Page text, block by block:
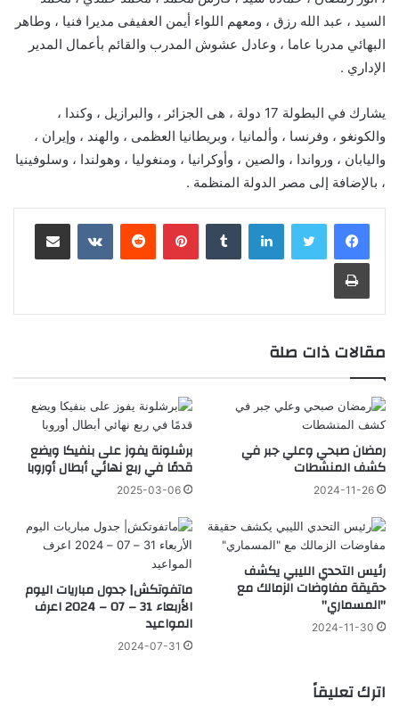
السيد ، عبد الله رزق ، ومعهم اللواء أيمن العفيفى مديرا فنيا ، وطاهر
البهائي مدربا عاما ، وعادل عشوش المدرب والقائم بأعمال المدير
الإداري .
يشارك في البطولة 17 دولة ، هى الجزائر ، والبرازيل ، وكندا ،
والكونغو ، وفرنسا ، وألمانيا ، وبريطانيا العظمى ، والهند ، وإيران ،
واليابان ، ورواندا ، والصين ، وأوكرانيا ، ومنغوليا ، وهولندا ، وسلوفينيا
، بالإضافة إلى مصر الدولة المنظمة .
لينكدإن بينتيريست
مقالات ذات صلة
رمضان صبحي وعلي جبر في
كشف المنشطات
2024-11-26
برشلونة يفوز على بنفيكا ويضع
قدمًا في ربع نهائي أبطال أوروبا
2025-03-06
رئيس التحدي الليبي يكشف
حقيقة مفاوضات الزمالك مع
"المسماري"
2024-11-30
ماتفوتكش| جدول مباريات اليوم
الأربعاء 31 – 07 – 2024 اعرف
المواعيد
2024-07-31
اترك تعليقاً